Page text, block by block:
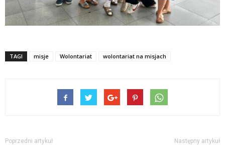
TAGI misje Wolontariat wolontariat na misjach
Poprzedni artykuł Następny artykuł